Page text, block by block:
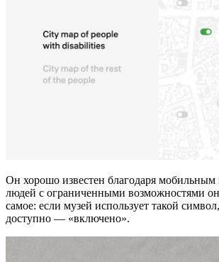
Он хорошо известен благодаря
людей с ограниченными возможностями он
самое: если музей использует такой
доступно — «включено».